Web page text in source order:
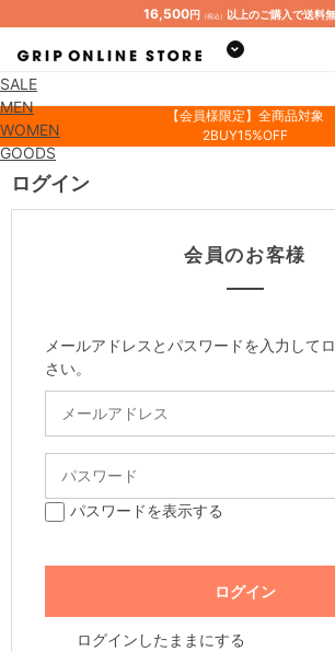
16,500円 （税込） 以上のご購入で送料
SALE
MEN
WOMEN
GOODS
【会員様限定】全商品対象
2BUY15%OFF
ログイン
会員のお客様
メールアドレスとパスワードを入力して
さい。
パスワードを表示する
ログインしたままにする